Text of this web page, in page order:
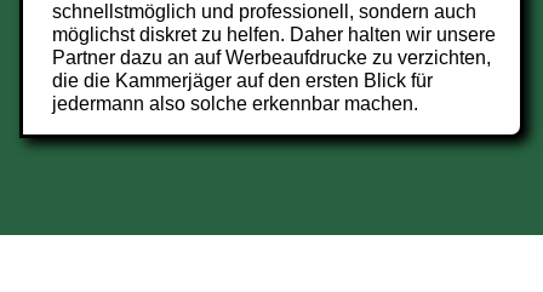
schnellstmöglich und professionell, sondern auch
möglichst diskret zu helfen. Daher halten wir unsere
Partner dazu an auf Werbeaufdrucke zu verzichten,
die die Kammerjäger auf den ersten Blick für
jedermann also solche erkennbar machen.